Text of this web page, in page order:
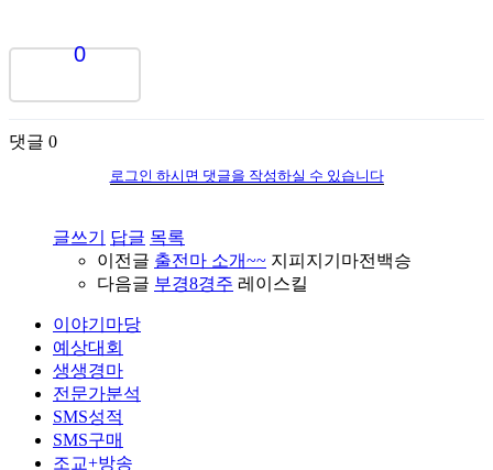
0
댓글 0
로그인 하시면 댓글을 작성하실 수 있습니다
글쓰기 답글 목록
이전글 출전마 소개~~ 지피지기마전백승
다음글 부경8경주 레이스킬
이야기마당
예상대회
생생경마
전문가분석
SMS성적
SMS구매
조교+방송